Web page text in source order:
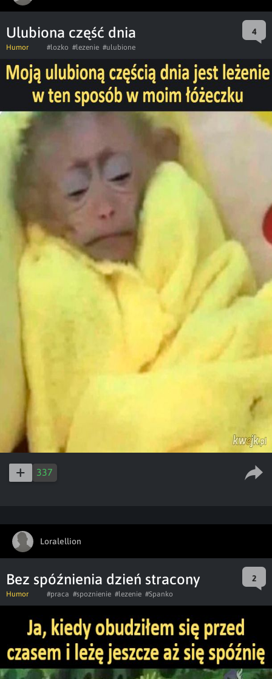
Ulubiona część dnia 4
Humor #lozko #lezenie #ulubione
337
Loralellion
Bez spóźnienia dzień stracony 2
Humor #praca #spoznienie #lezenie #Spanko